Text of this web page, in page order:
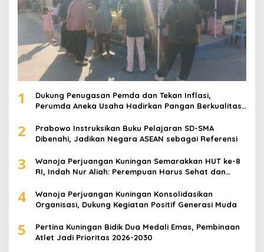
1
Dukung Penugasan Pemda dan Tekan Inflasi,
Perumda Aneka Usaha Hadirkan Pangan Berkualitas
2
Prabowo Instruksikan Buku Pelajaran SD-SMA
Dibenahi, Jadikan Negara ASEAN sebagai Referensi
3
Wanoja Perjuangan Kuningan Semarakkan HUT ke-8
RI, Indah Nur Aliah: Perempuan Harus Sehat dan
4
Wanoja Perjuangan Kuningan Konsolidasikan
Organisasi, Dukung Kegiatan Positif Generasi Muda
5
Pertina Kuningan Bidik Dua Medali Emas, Pembinaan
Atlet Jadi Prioritas 2026-2030